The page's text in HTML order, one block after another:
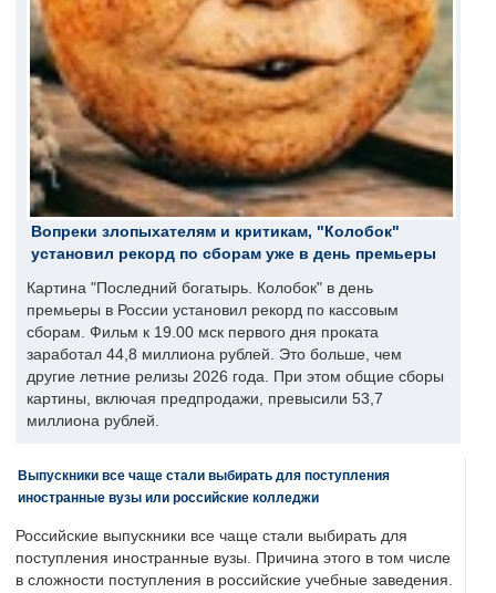
Вопреки злопыхателям и критикам, "Колобок"
установил рекорд по сборам уже в день премьеры
Картина "Последний богатырь. Колобок" в день
премьеры в России установил рекорд по кассовым
сборам. Фильм к 19.00 мск первого дня проката
заработал 44,8 миллиона рублей. Это больше, чем
другие летние релизы 2026 года. При этом общие сборы
картины, включая предпродажи, превысили 53,7
миллиона рублей.
Выпускники все чаще стали выбирать для поступления
иностранные вузы или российские колледжи
Российские выпускники все чаще стали выбирать для
поступления иностранные вузы. Причина этого в том числе
в сложности поступления в российские учебные заведения.